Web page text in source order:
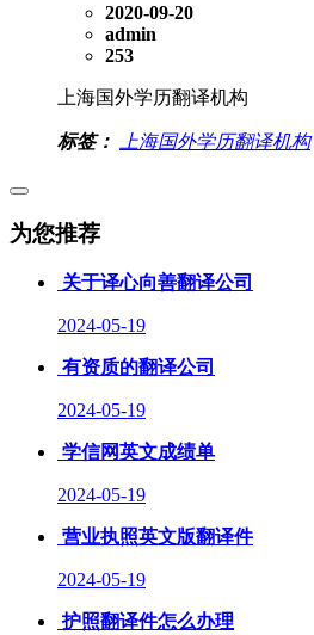
2020-09-20
admin
253
上海国外学历翻译机构
标签： 上海国外学历翻译机构
为您推荐
关于译心向善翻译公司
2024-05-19
有资质的翻译公司
2024-05-19
学信网英文成绩单
2024-05-19
营业执照英文版翻译件
2024-05-19
护照翻译件怎么办理